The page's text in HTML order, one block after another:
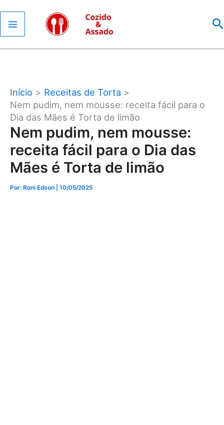
para
o
conteúdo
Início
Receitas de Torta
Nem pudim, nem mousse: receita fácil para o
Dia das Mães é Torta de limão
Nem pudim, nem mousse:
receita fácil para o Dia das
Mães é Torta de limão
Por: Roni Edson | 10/05/2025